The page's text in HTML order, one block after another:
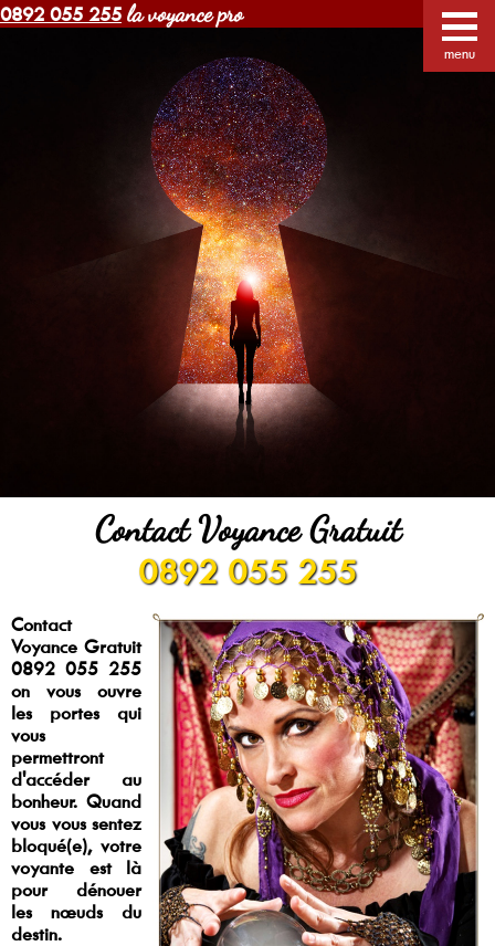
menu
0892 055 255 la voyance pro
Blog
Contact Voyance Gratuit
0892 055 255
Contact
Voyance Gratuit
0892 055 255
on vous ouvre
les portes qui
vous
permettront
d'accéder au
bonheur. Quand
vous vous sentez
bloqué(e), votre
voyante est là
pour dénouer
les nœuds du
destin.